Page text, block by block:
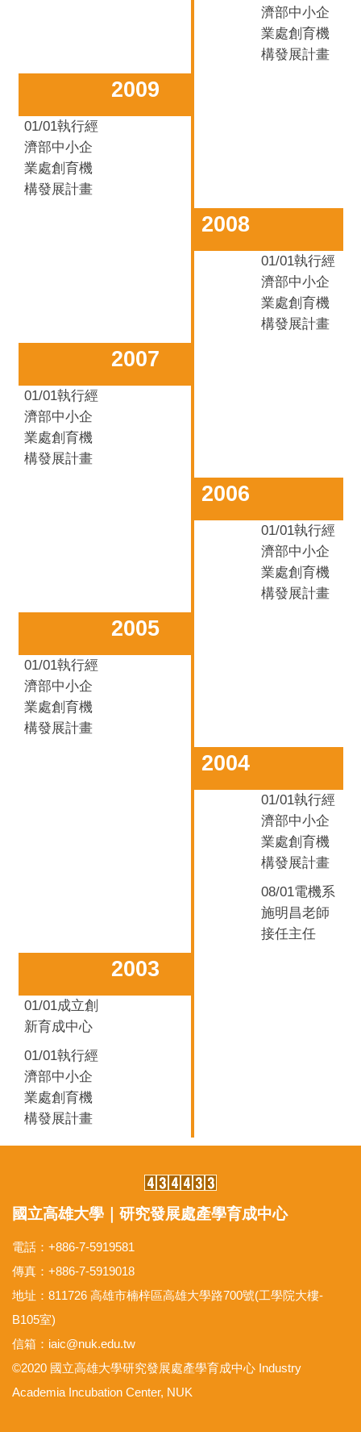
濟部中小企
業處創育機
構發展計畫
2009
01/01執行經
濟部中小企
業處創育機
構發展計畫
2008
01/01執行經
濟部中小企
業處創育機
構發展計畫
2007
01/01執行經
濟部中小企
業處創育機
構發展計畫
2006
01/01執行經
濟部中小企
業處創育機
構發展計畫
2005
01/01執行經
濟部中小企
業處創育機
構發展計畫
2004
01/01執行經
濟部中小企
業處創育機
構發展計畫
08/01電機系
施明昌老師
接任主任
2003
01/01成立創
新育成中心
01/01執行經
濟部中小企
業處創育機
構發展計畫
國立高雄大學｜研究發展處產學育成中心
電話 ： +886-7-5919581
傳真 ： +886-7-5919018
地址 ： 811726 高雄市楠梓區高雄大學路700號(工學院大樓-
B105室)
信箱：iaic@nuk.edu.tw
©2020 國立高雄大學研究發展處產學育成中心 Industry
Academia Incubation Center, NUK